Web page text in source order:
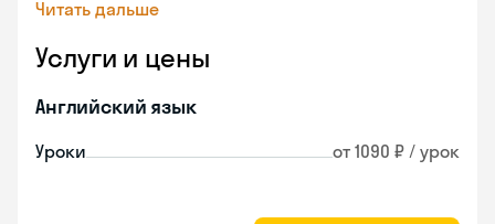
Читать дальше
Услуги и цены
Английский язык
Уроки от 1090 ₽ / урок